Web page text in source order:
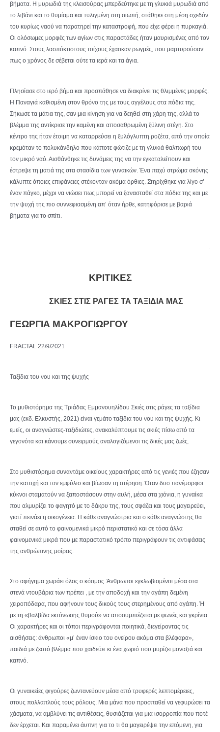
βήματα. Η μυρωδιά της κλεισούρας μπερδεύτηκε με τη γλυκιά μυρωδιά από
το λιβάνι και το θυμίαμα και τυλιγμένη στη σιωπή, στάθηκε στη μέση σχεδόν
του κυρίως ναού να παρατηρεί την καταστροφή, που είχε φέρει η πυρκαγιά.
Οι ολόσωμες μορφές των αγίων στις παραστάδες ήταν μαυρισμένες από τον
καπνό. Στους λασπόκτιστους τοίχους έχασκαν ρωγμές, που μαρτυρούσαν
πως ο χρόνος δε σέβεται ούτε τα ιερά και τα άγια.
Πλησίασε στο ιερό βήμα και προσπάθησε να διακρίνει τις θλιμμένες μορφές.
Η Παναγιά καθισμένη στον θρόνο της με τους αγγέλους στα πόδια της.
Σήκωσε τα μάτια της, σαν μια κίνηση για να δεηθεί στη χάρη της, αλλά το
βλέμμα της αντίκρισε την καμένη και αποσαθρωμένη ξύλινη στέγη. Στο
κέντρο της ήταν έτοιμη να καταρρεύσει η ξυλόγλυπτη ροζέτα, από την οποία
κρεμόταν το πολυκάνδηλο που κάποτε φώτιζε με τη γλυκιά θαλπωρή του
τον μικρό ναό. Αισθάνθηκε τις δυνάμεις της να την εγκαταλείπουν και
έστρεψε τη ματιά της στα στασίδια των γυναικών. Ένα παχύ στρώμα σκόνης
κάλυπτε όποιες επιφάνειες στέκονταν ακόμα όρθιες. Στηρίχθηκε για λίγο σ’
έναν πάγκο, μέχρι να νιώσει πως μπορεί να ξανασταθεί στα πόδια της και με
την ψυχή της πιο συννεφιασμένη απ’ όταν ήρθε, κατηφόρισε με βαριά
βήματα για το σπίτι.
ΚΡΙΤΙΚΕΣ
ΣΚΙΕΣ ΣΤΙΣ ΡΑΓΕΣ ΤΑ ΤΑΞΙΔΙΑ ΜΑΣ
ΓΕΩΡΓΙΑ ΜΑΚΡΟΓΙΩΡΓΟΥ
FRACTAL 22/9/2021
Ταξίδια του νου και της ψυχής
Το μυθιστόρημα της Τριάδας Εμμανουηλίδου Σκιές στις ράγες τα ταξίδια
μας (εκδ. Ελκυστής, 2021) είναι γεμάτο ταξίδια του νου και της ψυχής. Κι
εμείς, οι αναγνώστες-ταξιδιώτες, ανακαλύπτουμε τις σκιές πίσω από τα
γεγονότα και κάνουμε συνειρμούς αναλογιζόμενοι τις δικές μας ζωές.
Στο μυθιστόρημα συναντάμε οικείους χαρακτήρες από τις γενιές που έζησαν
την κατοχή και τον εμφύλιο και βίωσαν τη στέρηση. Όταν δυο πανέμορφοι
κύκνοι σταματούν να ξαποστάσουν στην αυλή, μέσα στα χιόνια, η γυναίκα
που αλμυρίζει το φαγητό με το δάκρυ της, τους σφάζει και τους μαγειρεύει,
γιατί πεινάει η οικογένεια. Η κάθε αναγνώστρια και ο κάθε αναγνώστης θα
σταθεί σε αυτό το φαινομενικά μικρό περιστατικό και σε τόσα άλλα
φαινομενικά μικρά που με παραστατικό τρόπο περιγράφουν τις αντιφάσεις
της ανθρώπινης μοίρας.
Στο αφήγημα χωράει όλος ο κόσμος. Άνθρωποι εγκλωβισμένοι μέσα στα
στενά ντουβάρια των πρέπει , με την αποδοχή και την αγάπη δεμένη
χειροπόδαρα, που αφήνουν τους δικούς τους στερημένους από αγάπη. Ή
με τη «βαλβίδα εκτόνωσης θυμού» να αποσυμπιέζεται με φωνές και γκρίνια.
Οι χαρακτήρες και οι τόποι περιγράφονται ποιητικά, διεγείροντας τις
αισθήσεις: άνθρωποι «μ’ έναν ίσκιο του ονείρου ακόμα στα βλέφαρα»,
παιδιά με ζεστό βλέμμα που χαϊδεύει κι ένα χωριό που μυρίζει μοναξιά και
καπνό.
Οι γυναικείες φιγούρες ζωντανεύουν μέσα από τρυφερές λεπτομέρειες,
στους πολλαπλούς τους ρόλους. Μια μάνα που προσπαθεί να γεφυρώσει τα
χάσματα, να αμβλύνει τις αντιθέσεις, θυσιάζεται για μια ισορροπία που ποτέ
δεν έρχεται. Και παραμένει άυπνη για το τι θα μαγειρέψει την επόμενη, για